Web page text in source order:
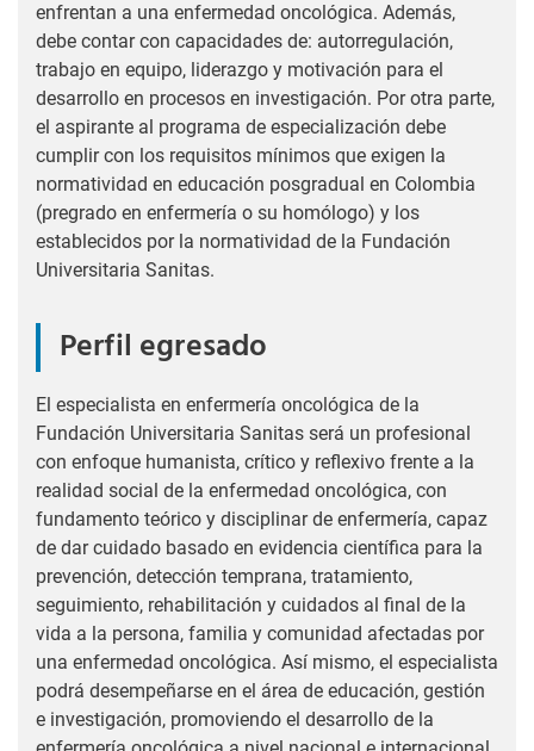
enfrentan a una enfermedad oncológica. Además,
debe contar con capacidades de: autorregulación,
trabajo en equipo, liderazgo y motivación para el
desarrollo en procesos en investigación. Por otra parte,
el aspirante al programa de especialización debe
cumplir con los requisitos mínimos que exigen la
normatividad en educación posgradual en Colombia
(pregrado en enfermería o su homólogo) y los
establecidos por la normatividad de la Fundación
Universitaria Sanitas.
Perfil egresado
El especialista en enfermería oncológica de la
Fundación Universitaria Sanitas será un profesional
con enfoque humanista, crítico y reflexivo frente a la
realidad social de la enfermedad oncológica, con
fundamento teórico y disciplinar de enfermería, capaz
de dar cuidado basado en evidencia científica para la
prevención, detección temprana, tratamiento,
seguimiento, rehabilitación y cuidados al final de la
vida a la persona, familia y comunidad afectadas por
una enfermedad oncológica. Así mismo, el especialista
podrá desempeñarse en el área de educación, gestión
e investigación, promoviendo el desarrollo de la